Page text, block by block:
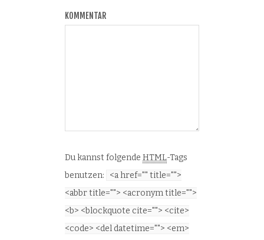
KOMMENTAR
Du kannst folgende HTML-Tags
benutzen:
<a href="" title="">
<abbr title=""> <acronym title="">
<b> <blockquote cite=""> <cite>
<code> <del datetime=""> <em>